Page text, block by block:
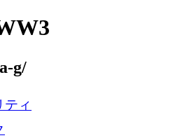
g/
ティ